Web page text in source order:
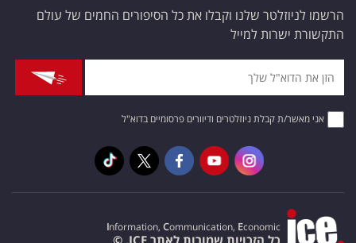
הרשמו לניוזלטר שלנו וקבלו את כל הסיפורים החמים של עולם
התקשורת ישרות למייל
אני מאשר/ת קבלת ניוזלטרים ודיוורים פרסומיים בדוא"ל
Information, Communication, Economic
כל הזכויות שמורות לאתר ICE. ©